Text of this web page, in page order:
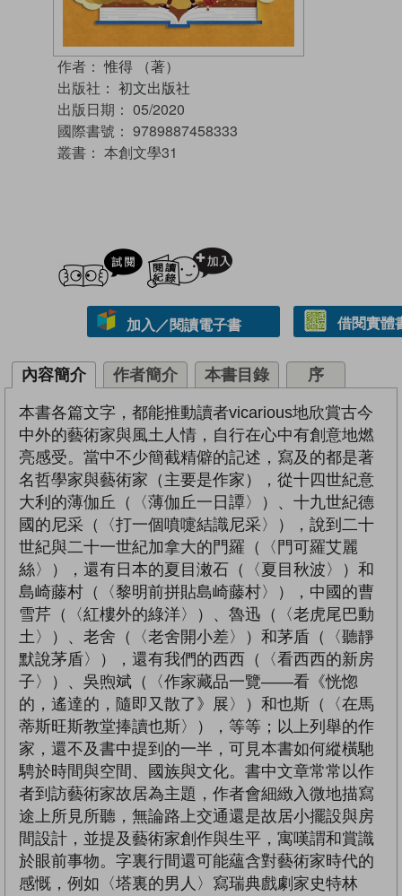
作者： 惟得 （著）
出版社： 初文出版社
出版日期： 05/2020
國際書號： 9789887458333
叢書： 本創文學31
試閲
加入／閱讀電子書 借閱實體
內容簡介 作者簡介 本書目錄 序
本書各篇文字，都能推動讀者vicarious地欣賞古今
中外的藝術家與風土人情，自行在心中有創意地燃
亮感受。當中不少簡截精僻的記述，寫及的都是著
名哲學家與藝術家（主要是作家），從十四世紀意
大利的薄伽丘（〈薄伽丘一日譚〉）、十九世紀德
國的尼采（〈打一個噴嚏結識尼采〉），說到二十
世紀與二十一世紀加拿大的門羅（〈門可羅艾麗
絲〉），還有日本的夏目潄石（〈夏目秋波〉）和
島崎藤村（〈黎明前拼貼島崎藤村〉），中國的曹
雪芹（〈紅樓外的綠洋〉）、魯迅（〈老虎尾巴動
土〉）、老舍（〈老舍開小差〉）和茅盾（〈聽靜
默說茅盾〉），還有我們的西西（〈看西西的新房
子〉）、吳煦斌（〈作家藏品一覽——看《恍惚
的，遙達的，隨即又散了》展〉）和也斯（〈在馬
蒂斯旺斯教堂捧讀也斯〉），等等；以上列舉的作
家，還不及書中提到的一半，可見本書如何縱橫馳
騁於時間與空間、國族與文化。書中文章常常以作
者到訪藝術家故居為主題，作者會細緻入微地描寫
途上所見所聽，無論路上交通還是故居小擺設與房
間設計，並提及藝術家創作與生平，寓嘆謂和賞識
於眼前事物。字裏行間還可能蘊含對藝術家時代的
感慨，例如〈塔裏的男人〉寫瑞典戲劇家史特林